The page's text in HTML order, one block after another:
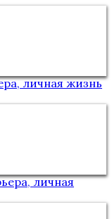
личная жизнь
личная